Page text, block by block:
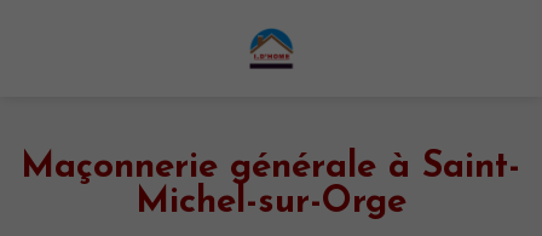
Maçonnerie générale à Saint-
Michel-sur-Orge